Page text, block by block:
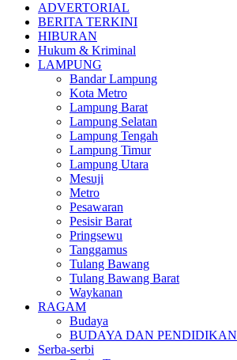
ADVERTORIAL
BERITA TERKINI
HIBURAN
Hukum & Kriminal
LAMPUNG
Bandar Lampung
Kota Metro
Lampung Barat
Lampung Selatan
Lampung Tengah
Lampung Timur
Lampung Utara
Mesuji
Metro
Pesawaran
Pesisir Barat
Pringsewu
Tanggamus
Tulang Bawang
Tulang Bawang Barat
Waykanan
RAGAM
Budaya
BUDAYA DAN PENDIDIKAN
Serba-serbi